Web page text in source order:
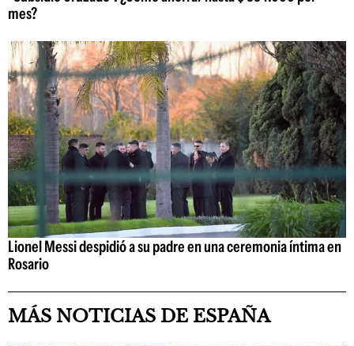
mes?
Lionel Messi despidió a su padre en una ceremonia íntima en
Rosario
MÁS NOTICIAS DE ESPAÑA